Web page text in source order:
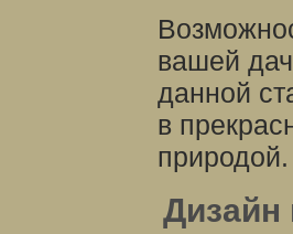
вашей
данной
в
природой.
Дизайн